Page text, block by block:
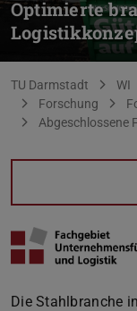
Optimierte
Sie befinden sich
TU Darmstadt WI
Forschung
Abgeschlossene
Die Stahlbranche